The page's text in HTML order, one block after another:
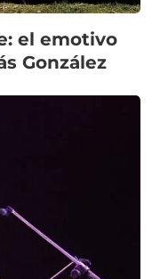
el emotivo
González